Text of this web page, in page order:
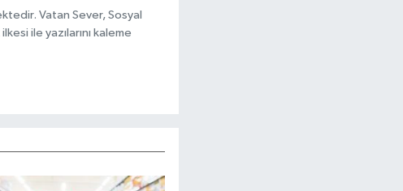
Vatan Sever, Sosyal
ile yazılarını kaleme